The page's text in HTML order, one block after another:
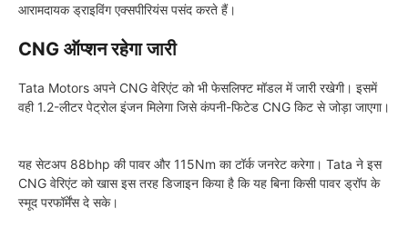
आरामदायक ड्राइविंग एक्सपीरियंस पसंद करते हैं।
CNG ऑप्शन रहेगा जारी
Tata Motors अपने CNG वेरिएंट को भी फेसलिफ्ट मॉडल में जारी रखेगी। इसमें
वही 1.2-लीटर पेट्रोल इंजन मिलेगा जिसे कंपनी-फिटेड CNG किट से जोड़ा जाएगा।
यह सेटअप 88bhp की पावर और 115Nm का टॉर्क जनरेट करेगा। Tata ने इस
CNG वेरिएंट को खास इस तरह डिजाइन किया है कि यह बिना किसी पावर ड्रॉप के
स्मूद परफॉर्मेंस दे सके।